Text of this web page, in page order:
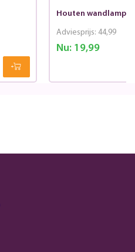
Houten wandlamp
Nu:19,99
Adviesprijs: 44,99